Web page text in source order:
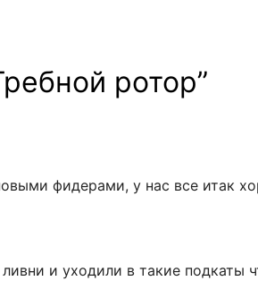
ротор”
фидерами, у нас все итак
и уходили в такие подкаты